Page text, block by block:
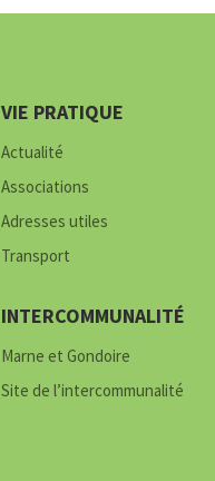
VIE PRATIQUE
Actualité
Associations
Adresses utiles
Transport
INTERCOMMUNALITÉ
Marne et Gondoire
Site de l’intercommunalité